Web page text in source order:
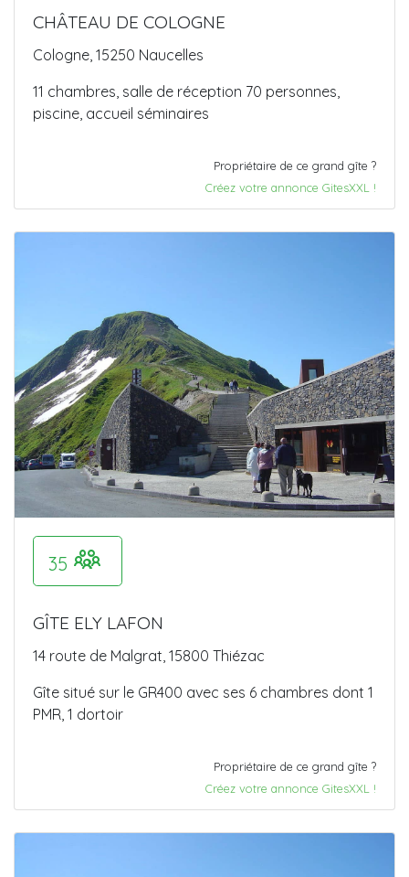
CHÂTEAU DE COLOGNE
Cologne, 15250 Naucelles
11 chambres, salle de réception 70 personnes,
piscine, accueil séminaires
Propriétaire de ce grand gîte ?
Créez votre annonce GitesXXL !
35
GÎTE ELY LAFON
14 route de Malgrat, 15800 Thiézac
Gîte situé sur le GR400 avec ses 6 chambres dont 1
PMR, 1 dortoir
Propriétaire de ce grand gîte ?
Créez votre annonce GitesXXL !